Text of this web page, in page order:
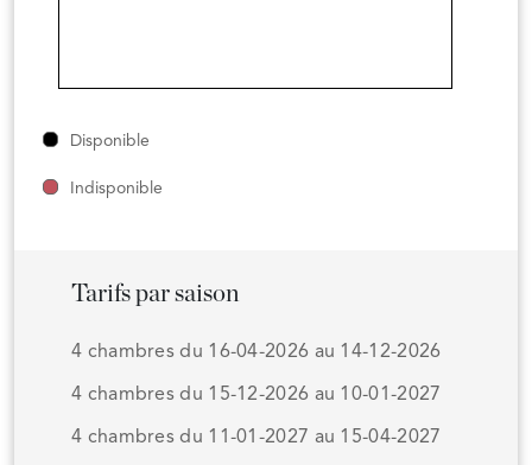
Disponible
Indisponible
Tarifs par saison
4 chambres du 16-04-2026 au 14-12-2026
4 chambres du 15-12-2026 au 10-01-2027
4 chambres du 11-01-2027 au 15-04-2027